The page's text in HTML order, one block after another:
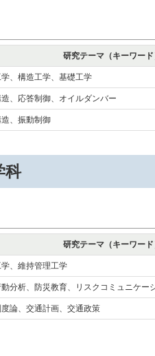
研究テーマ（キーワード
、構造工学、基礎工学
、応答制御、オイルダンバー
、振動制御
科
研究テーマ（キーワード
、維持管理工学
分析、防災教育、リスクコミュニケー
論、交通計画、交通政策